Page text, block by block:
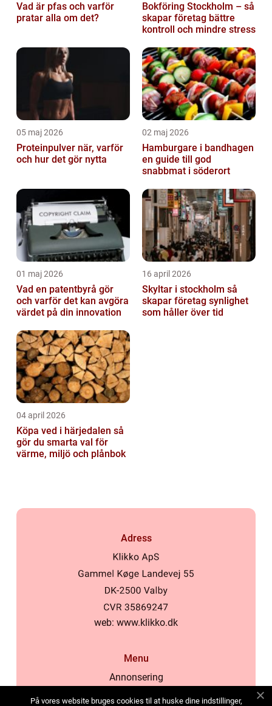
Vad är pfas och varför
pratar alla om det?
Bokföring Stockholm – så
skapar företag bättre
kontroll och mindre stress
05 maj 2026
Proteinpulver när, varför
och hur det gör nytta
02 maj 2026
Hamburgare i bandhagen
en guide till god
snabbmat i söderort
01 maj 2026
Vad en patentbyrå gör
och varför det kan avgöra
värdet på din innovation
16 april 2026
Skyltar i stockholm så
skapar företag synlighet
som håller över tid
04 april 2026
Köpa ved i härjedalen så
gör du smarta val för
värme, miljö och plånbok
Adress
web: www.klikko.dk
Menu
Annonsering
På vores website bruges cookies til at huske dine indstillinger,